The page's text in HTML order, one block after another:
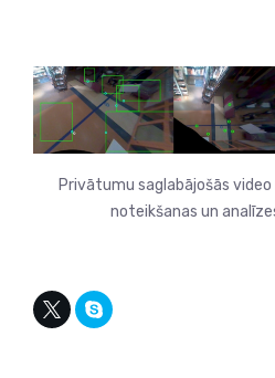
Privātumu saglabājošās
noteikšanas un